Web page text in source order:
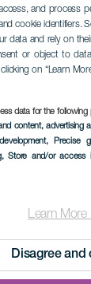
and process
cookie identifiers.
data and rely on
or object to
on “Learn
data for the following
content,
, Precise
, Store and/or access
Learn
Disagree and